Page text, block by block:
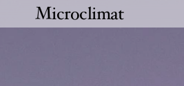
Microclimat